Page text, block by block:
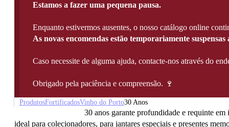
Estamos a fazer uma pequena pausa.
Enquanto estivermos ausentes, o nosso catálogo online
As novas encomendas estão temporariamente suspensas
Caso necessite de alguma ajuda, contacte-nos através do
Obrigado pela paciência e compreensão. 🍷
ProdutosFortificadosVinho do Porto30 Anos
30 anos garante profundidade e requinte
ideal para colecionadores, para jantares especiais e presentes